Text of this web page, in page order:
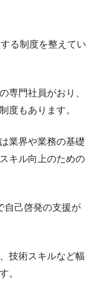
る制度を整えてい
専門社員がおり、
度もあります。
業界や業務の基礎
キル向上のための
自己啓発の支援が
技術スキルなど幅
。